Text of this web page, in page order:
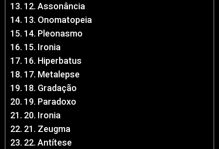
12. Assonância
13. Onomatopeia
14. Pleonasmo
15. Ironia
16. Hiperbatus
17. Metalepse
18. Gradação
19. Paradoxo
20. Ironia
21. Zeugma
22. Antítese